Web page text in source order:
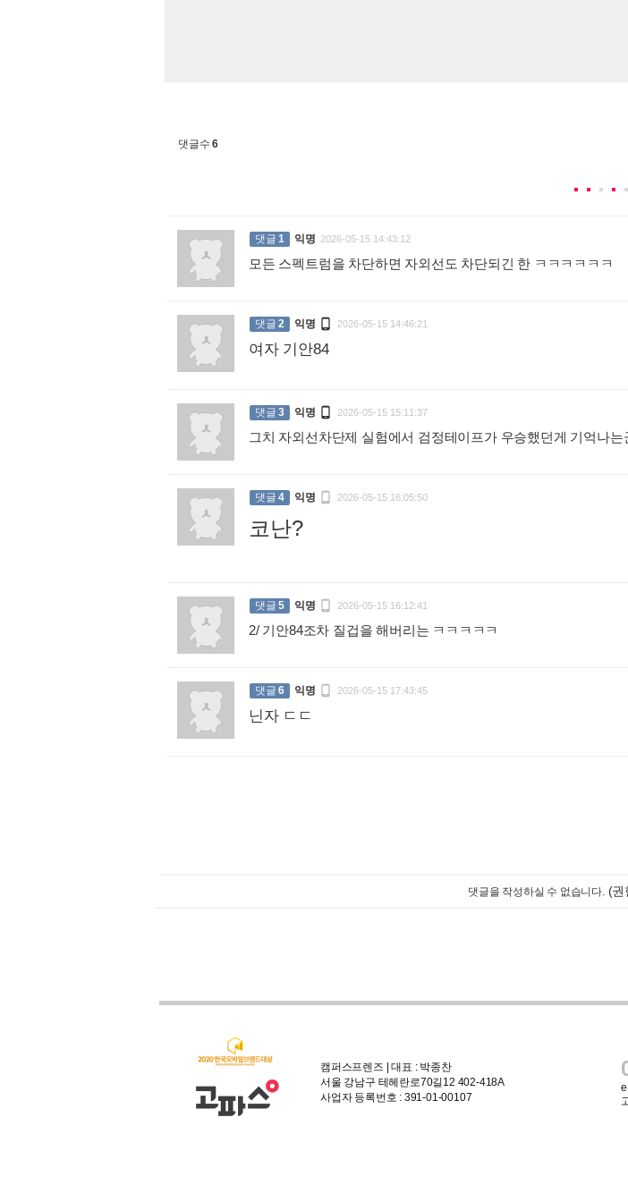
댓글수6
댓글1 익명 2026-05-15 14:43:12
모든 스펙트럼을 차단하면 자외선도 차단되긴 한 ㅋㅋㅋㅋㅋㅋ
댓글2 익명  2026-05-15 14:46:21
여자 기안84
댓글3 익명  2026-05-15 15:11:37
그치 자외선차단제 실험에서 검정테이프가 우승했던게 기억나는
댓글4 익명  2026-05-15 16:05:50
코난?
댓글5 익명  2026-05-15 16:12:41
2/ 기안84조차 질겁을 해버리는 ㅋㅋㅋㅋㅋ
댓글6 익명  2026-05-15 17:43:45
닌자 ㄷㄷ
댓글을 작성하실 수 없습니다. (권
캠퍼스프렌즈 | 대표 : 박종찬
서울 강남구 테헤란로70길12 402-418A
사업자 등록번호 : 391-01-00107